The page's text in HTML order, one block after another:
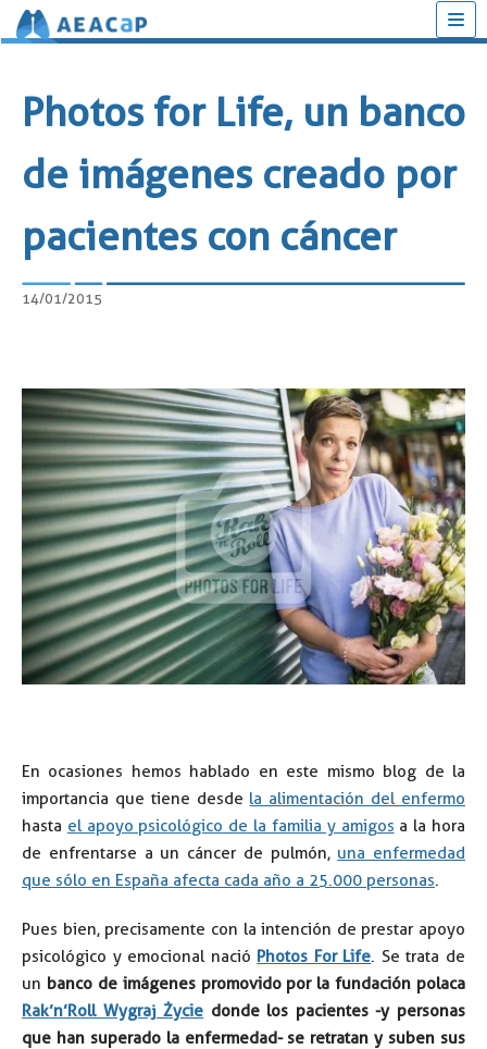
contenido
Photos for Life, un banco
de imágenes creado por
pacientes con cáncer
14/01/2015
En ocasiones hemos hablado en este mismo blog de la
importancia que tiene desde la alimentación del enfermo
hasta el apoyo psicológico de la familia y amigos a la hora
de enfrentarse a un cáncer de pulmón, una enfermedad
que sólo en España afecta cada año a 25.000 personas.
Pues bien, precisamente con la intención de prestar apoyo
psicológico y emocional nació Photos For Life. Se trata de
un banco de imágenes promovido por la fundación polaca
Rak’n’Roll Wygraj Życie donde los pacientes -y personas
que han superado la enfermedad- se retratan y suben sus